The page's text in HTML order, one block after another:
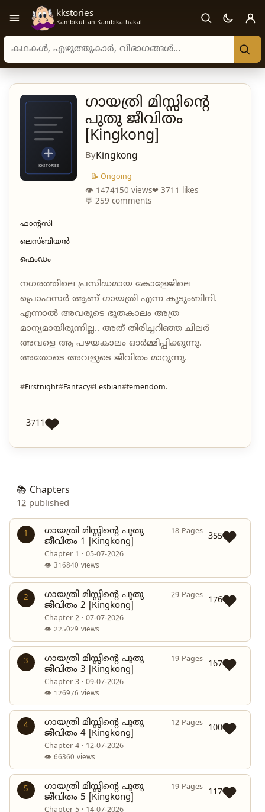
Open navigation menu
kkstories
Kambikuttan Kambikathakal
Search stories, authors, and categories
ഗായത്രി മിസ്സിന്റെ
പുതു ജീവിതം
[Kingkong]
ByKingkong
📝 Ongoing
👁 1474150 views❤ 3711 likes
💬 259 comments
ഫാന്റസി
ലെസ്ബിയൻ
ഫെംഡം
നഗരത്തിലെ പ്രസിദ്ധമായ കോളേജിലെ
പ്രൊഫസർ ആണ് ഗായത്രി എന്ന കുടുംബിനി.
എന്നാൽ അവരുടെ ഭുതകാലം അത്ര
മാന്യമായിരുന്നില്ല.. അത് തിരിച്ചറിഞ്ഞ ചിലർ
അവളെ ആ പഴയകാലം ഓർമ്മിപ്പിക്കുന്നു.
അതോടെ അവളുടെ ജീവിതം മാറുന്നു.
Firstnight Fantacy Lesbian femendom.
3711
📚 Chapters
12 published
1
ഗായത്രി മിസ്സിന്റെ പുതു
ജീവിതം 1 [Kingkong]
18 Pages
Chapter 1 · 05-07-2026
👁 316840 views
355
2
ഗായത്രി മിസ്സിന്റെ പുതു
ജീവിതം 2 [Kingkong]
29 Pages
Chapter 2 · 07-07-2026
👁 225029 views
176
3
ഗായത്രി മിസ്സിന്റെ പുതു
ജീവിതം 3 [Kingkong]
19 Pages
Chapter 3 · 09-07-2026
👁 126976 views
167
4
ഗായത്രി മിസ്സിന്റെ പുതു
ജീവിതം 4 [Kingkong]
12 Pages
Chapter 4 · 12-07-2026
👁 66360 views
100
5
ഗായത്രി മിസ്സിന്റെ പുതു
ജീവിതം 5 [Kingkong]
19 Pages
Chapter 5 · 14-07-2026
117